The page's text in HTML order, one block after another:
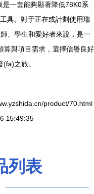
一套能夠顯著降低78K0系
具。對于正在或計劃使用瑞
、學生和愛好者來說，是一
算與項目需求，選擇信譽良好
之旅。
product/70.html
15:49:35
列表